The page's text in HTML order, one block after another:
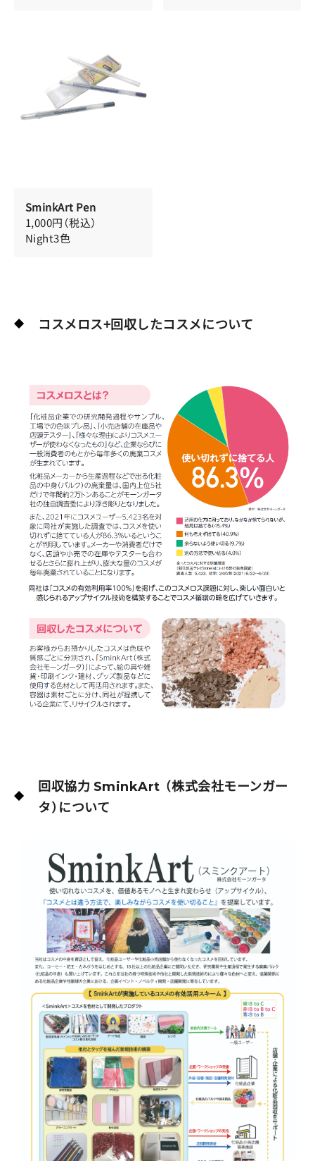
SminkArt Pen
1,000円（税込）
Night3色
コスメロス+回収したコスメについて
回収協力 SminkArt （株式会社モーンガー
タ）について